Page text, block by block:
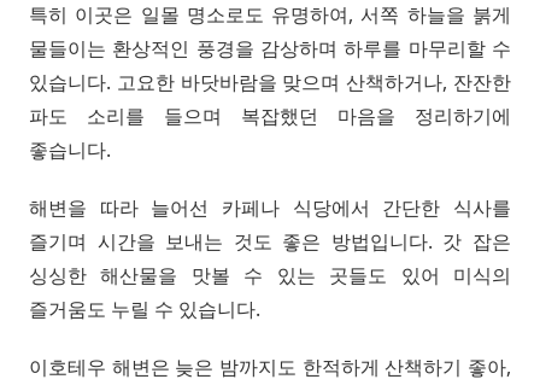
특히 이곳은 일몰 명소로도 유명하여, 서쪽 하늘을 붉게
물들이는 환상적인 풍경을 감상하며 하루를 마무리할 수
있습니다. 고요한 바닷바람을 맞으며 산책하거나, 잔잔한
파도 소리를 들으며 복잡했던 마음을 정리하기에
좋습니다.
해변을 따라 늘어선 카페나 식당에서 간단한 식사를
즐기며 시간을 보내는 것도 좋은 방법입니다. 갓 잡은
싱싱한 해산물을 맛볼 수 있는 곳들도 있어 미식의
즐거움도 누릴 수 있습니다.
이호테우 해변은 늦은 밤까지도 한적하게 산책하기 좋아,